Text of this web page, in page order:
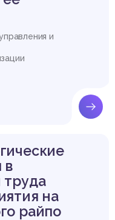
и
в
на
райпо